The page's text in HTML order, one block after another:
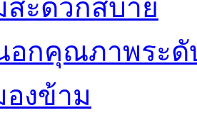
สะดวกสบาย
อกคุณภาพระดั
องข้าม